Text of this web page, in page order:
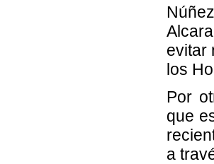
evitar
los
Por
que
a